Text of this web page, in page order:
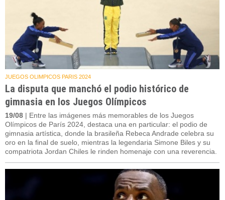
JUEGOS OLIMPICOS PARIS 2024
La disputa que manchó el podio histórico de
gimnasia en los Juegos Olímpicos
19/08 | Entre las imágenes más memorables de los Juegos
Olímpicos de París 2024, destaca una en particular: el podio de
gimnasia artística, donde la brasileña Rebeca Andrade celebra su
oro en la final de suelo, mientras la legendaria Simone Biles y su
compatriota Jordan Chiles le rinden homenaje con una reverencia.